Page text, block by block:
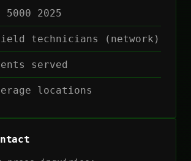
2025
technicians (network)
served
locations